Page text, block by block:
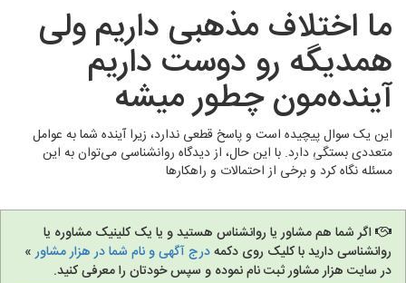
ما اختلاف مذهبی داریم ولی
همدیگه رو دوست داریم
آینده‌مون چطور میشه
این یک سوال پیچیده است و پاسخ قطعی ندارد، زیرا آینده شما به عوامل
متعددی بستگی دارد. با این حال، از دیدگاه روانشناسی می‌توان به این
مسئله نگاه کرد و برخی از احتمالات و راهکارها
اگر شما هم مشاور یا روانشناس هستید و یا یک کلینیک مشاوره یا
روانشناسی دارید با کلیک روی دکمهدرج آگهی و نام شما در هزار مشاور»
در سایت هزار مشاور ثبت نام نموده و سپس خودتان را معرفی کنید.